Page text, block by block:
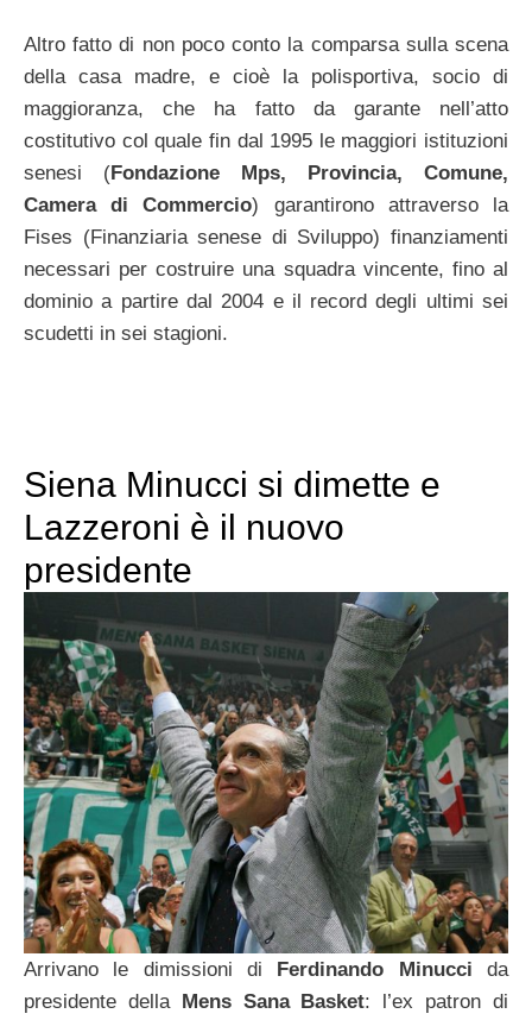
Altro fatto di non poco conto la comparsa sulla scena
della casa madre, e cioè la polisportiva, socio di
maggioranza, che ha fatto da garante nell’atto
costitutivo col quale fin dal 1995 le maggiori istituzioni
senesi (Fondazione Mps, Provincia, Comune,
Camera di Commercio) garantirono attraverso la
Fises (Finanziaria senese di Sviluppo) finanziamenti
necessari per costruire una squadra vincente, fino al
dominio a partire dal 2004 e il record degli ultimi sei
scudetti in sei stagioni.
Siena Minucci si dimette e
Lazzeroni è il nuovo
presidente
Arrivano le dimissioni di Ferdinando Minucci da
presidente della Mens Sana Basket: l’ex patron di